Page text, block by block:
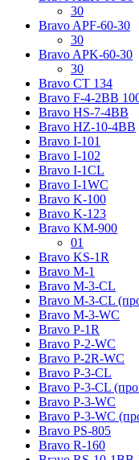
30
Bravo AРF-60-30
30
Bravo AРK-60-30
30
Bravo CT 134
Bravo F-4-2BB
Bravo HS-7-4BB
Bravo HZ-10-4BB
Bravo I-101
Bravo I-102
Bravo I-1CL
Bravo I-1WC
Bravo K-100
Bravo K-123
Bravo KM-900
01
Bravo KS-1R
Bravo M-1
Bravo M-3-CL
Bravo M-3-CL
Bravo M-3-WC
Bravo P-1R
Bravo P-2-WC
Bravo P-2R-WC
Bravo P-3-CL
Bravo P-3-CL
Bravo P-3-WC
Bravo P-3-WC
Bravo PS-805
Bravo R-160